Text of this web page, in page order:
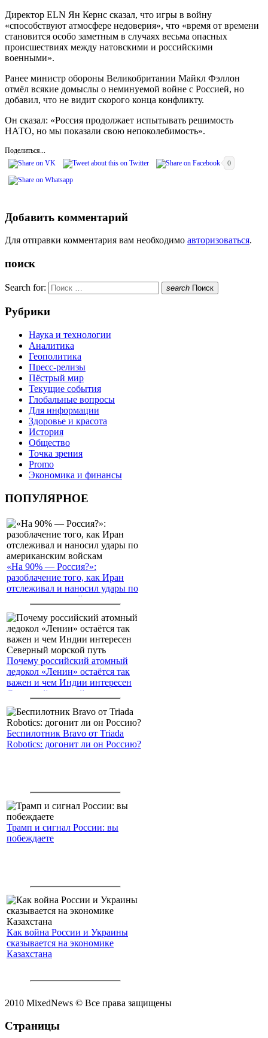
Директор ELN Ян Кернс сказал, что игры в войну
«способствуют атмосфере недоверия», что «время от времени
становится особо заметным в случаях весьма опасных
происшествиях между натовскими и российскими
военными».
Ранее министр обороны Великобритании Майкл Фэллон
отмёл всякие домыслы о неминуемой войне с Россией, но
добавил, что не видит скорого конца конфликту.
Он сказал: «Россия продолжает испытывать решимость
НАТО, но мы показали свою непоколебимость».
Поделиться...
0
Добавить комментарий
Для отправки комментария вам необходимо авторизоваться.
поиск
Search for: search Поиск
Рубрики
Наука и технологии
Аналитика
Геополитика
Пресс-релизы
Пёстрый мир
Текущие события
Глобальные вопросы
Для информации
Здоровье и красота
История
Общество
Точка зрения
Promo
Экономика и финансы
ПОПУЛЯРНОЕ
«На 90% — Россия?»:
разоблачение того, как Иран
отслеживал и наносил удары по
американским войскам
Почему российский атомный
ледокол «Ленин» остаётся так
важен и чем Индии интересен
Северный морской путь
Беспилотник Bravo от Triada
Robotics: догонит ли он Россию?
Трамп и сигнал России: вы
побеждаете
Как война России и Украины
сказывается на экономике
Казахстана
2010 MixedNews © Все права защищены
Страницы